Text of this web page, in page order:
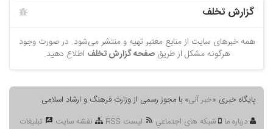
گزارش تخلف
همه خبرهای سایت از منابع معتبر تهیه و منتشر می‌شود. در صورت وجود
هرگونه مشکل از طریقصفحه گزارش تخلف اطلاع دهید.
پایگاه خبری «خبر آنی» با مجوز رسمی از وزارت فرهنگ و ارشاد اسلامی
درباره ما
شبکه های اجتماعی لیست RSS نقشه سایت تبلیغات